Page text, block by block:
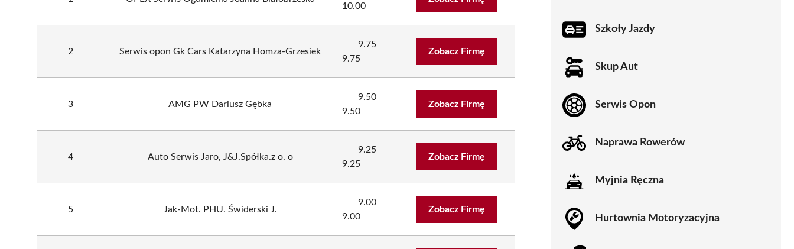
10.00
2 Serwis opon Gk Cars Katarzyna Homza-Grzesiek
9.75
9.75
Zobacz Firmę
3 AMG PW Dariusz Gębka
9.50
9.50
Zobacz Firmę
4 Auto Serwis Jaro, J&J.Spółka.z o. o
9.25
9.25
Zobacz Firmę
5 Jak-Mot. PHU. Świderski J.
9.00
9.00
Zobacz Firmę
Szkoły Jazdy
Skup Aut
Serwis Opon
Naprawa Rowerów
Myjnia Ręczna
Hurtownia Motoryzacyjna